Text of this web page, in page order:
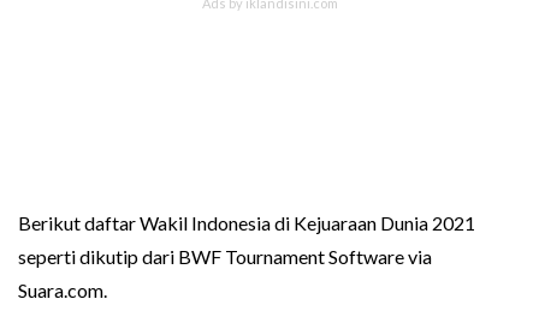
Berikut daftar Wakil Indonesia di Kejuaraan Dunia 2021
seperti dikutip dari BWF Tournament Software via
Suara.com.